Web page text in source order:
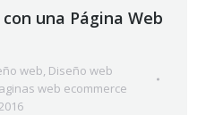
una Página Web
web, Diseño web
web ecommerce